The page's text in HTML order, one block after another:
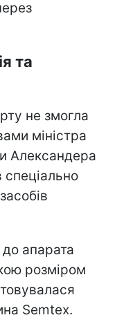
та
не змогла
міністра
Александера
спеціально
апарата
розміром
Semtex.